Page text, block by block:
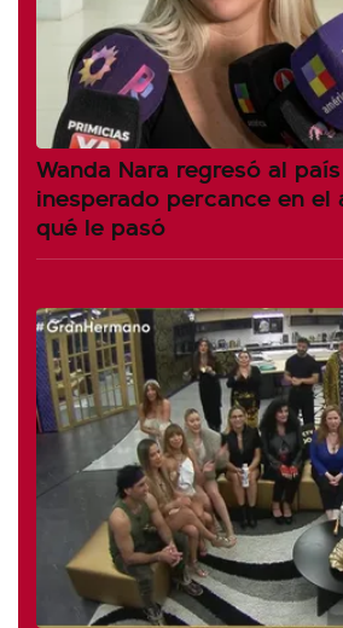
Wanda Nara regresó al
inesperado percance en el
qué le pasó